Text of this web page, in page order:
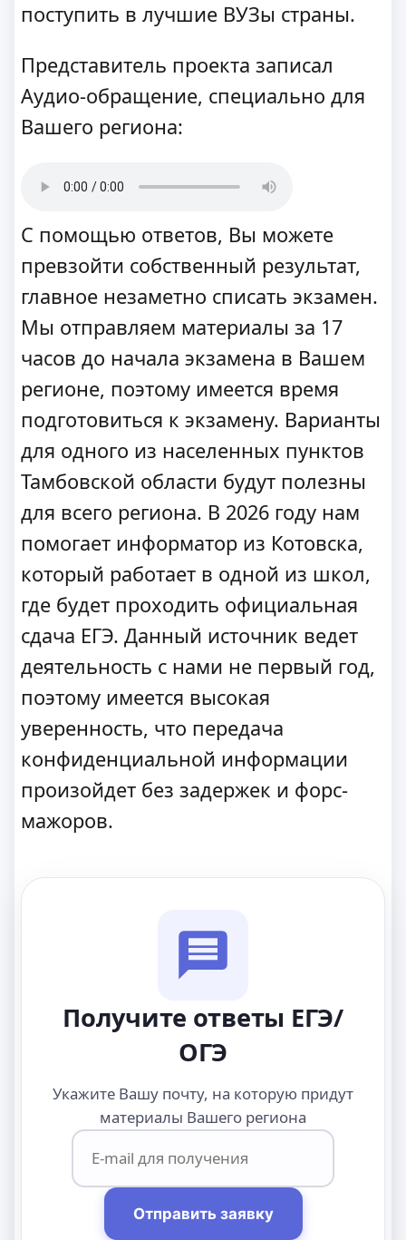
поступить в лучшие ВУЗы страны.
Представитель проекта записал
Аудио-обращение, специально для
Вашего региона:
С помощью ответов, Вы можете
превзойти собственный результат,
главное незаметно списать экзамен.
Мы отправляем материалы за 17
часов до начала экзамена в Вашем
регионе, поэтому имеется время
подготовиться к экзамену. Варианты
для одного из населенных пунктов
Тамбовской области будут полезны
для всего региона. В 2026 году нам
помогает информатор из Котовска,
который работает в одной из школ,
где будет проходить официальная
сдача ЕГЭ. Данный источник ведет
деятельность с нами не первый год,
поэтому имеется высокая
уверенность, что передача
конфиденциальной информации
произойдет без задержек и форс-
мажоров.
Получите ответы ЕГЭ/
ОГЭ
Укажите Вашу почту, на которую придут
материалы Вашего региона
Отправить заявку